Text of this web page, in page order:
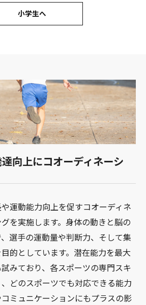
小学生へ
向上にコオーディネーシ
運動能力向上を促すコオーディネ
を実施します。身体の動きと脳の
選手の運動量や判断力、そして集
的としています。潜在能力を最大
みており、各スポーツの専門スキ
どのスポーツでも対応できる能力
ミュニケーションにもプラスの影